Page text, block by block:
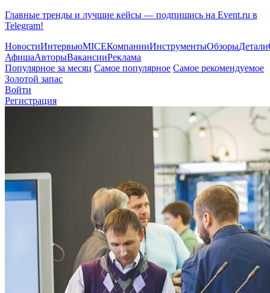
Главные тренды и лучшие кейсы — подпишись на Event.ru в
Telegram!
НовостиИнтервьюMICEКомпанииИнструментыОбзорыДетали
АфишаАвторыВакансииРеклама
Популярное за месяц Самое популярное Самое рекомендуемое
Золотой запас
Войти
Регистрация